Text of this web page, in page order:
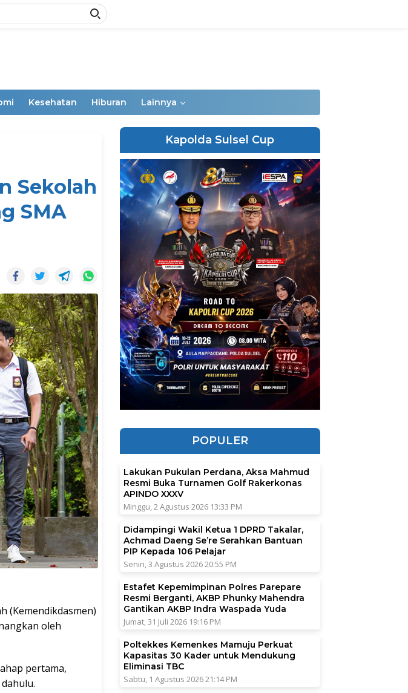
Kesehatan Hiburan Lainnya
Sekolah
SMA
(Kemendikdasmen)
oleh
pertama,
Kapolda Sulsel Cup
POPULER
Lakukan Pukulan Perdana, Aksa Mahmud
Resmi Buka Turnamen Golf Rakerkonas
APINDO XXXV
Minggu, 2 Agustus 2026 13:33 PM
Didampingi Wakil Ketua 1 DPRD Takalar,
Achmad Daeng Se’re Serahkan Bantuan
PIP Kepada 106 Pelajar
Senin, 3 Agustus 2026 20:55 PM
Estafet Kepemimpinan Polres Parepare
Resmi Berganti, AKBP Phunky Mahendra
Gantikan AKBP Indra Waspada Yuda
Jumat, 31 Juli 2026 19:16 PM
Poltekkes Kemenkes Mamuju Perkuat
Kapasitas 30 Kader untuk Mendukung
Eliminasi TBC
Sabtu, 1 Agustus 2026 21:14 PM